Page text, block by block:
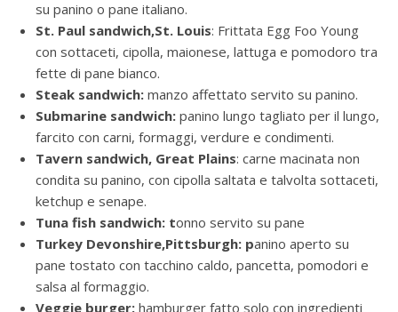
su panino o pane italiano.
St. Paul sandwich,St. Louis: Frittata Egg Foo Young
con sottaceti, cipolla, maionese, lattuga e pomodoro tra
fette di pane bianco.
Steak sandwich: manzo affettato servito su panino.
Submarine sandwich: panino lungo tagliato per il lungo,
farcito con carni, formaggi, verdure e condimenti.
Tavern sandwich, Great Plains: carne macinata non
condita su panino, con cipolla saltata e talvolta sottaceti,
ketchup e senape.
Tuna fish sandwich: tonno servito su pane
Turkey Devonshire,Pittsburgh: panino aperto su
pane tostato con tacchino caldo, pancetta, pomodori e
salsa al formaggio.
Veggie burger: hamburger fatto solo con ingredienti